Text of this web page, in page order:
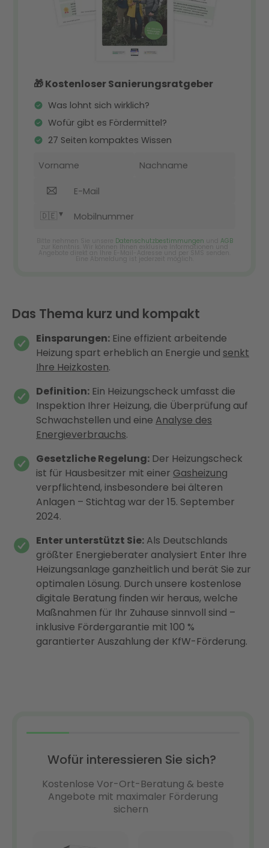
Das Thema kurz und kompakt
Einsparungen: Eine effizient arbeitende
Heizung spart erheblich an Energie und senkt
Ihre Heizkosten.
Definition: Ein Heizungscheck umfasst die
Inspektion Ihrer Heizung, die Überprüfung auf
Schwachstellen und eine Analyse des
Energieverbrauchs.
Gesetzliche Regelung: Der Heizungscheck
ist für Hausbesitzer mit einer Gasheizung
verpflichtend, insbesondere bei älteren
Anlagen – Stichtag war der 15. September
2024.
Enter unterstützt Sie: Als Deutschlands
größter Energieberater analysiert Enter Ihre
Heizungsanlage ganzheitlich und berät Sie zur
optimalen Lösung. Durch unsere kostenlose
digitale Beratung finden wir heraus, welche
Maßnahmen für Ihr Zuhause sinnvoll sind –
inklusive Fördergarantie mit 100 %
garantierter Auszahlung der KfW-Förderung.